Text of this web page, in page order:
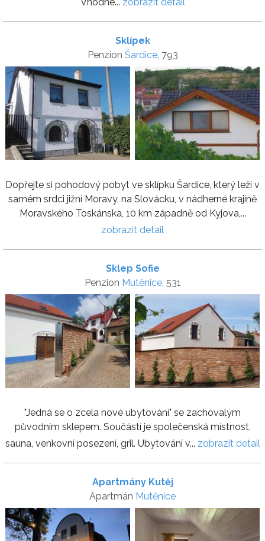
Sklípek
Penzion Šardice, 793
Dopřejte si pohodový pobyt ve sklípku Šardice, který leží v
samém srdci jižní Moravy, na Slovácku, v nádherné krajině
Moravského Toskánska, 10 km západně od Kyjova,...
zobrazit detail
Sklep Sofie
Penzion Mutěnice, 531
"Jedná se o zcela nové ubytování" se zachovalým
původním sklepem. Součástí je společenská místnost,
sauna, venkovní posezení, gril. Ubytování v... zobrazit detail
Apartmány Kutěj
Apartmán Mutěnice